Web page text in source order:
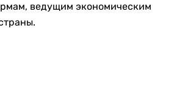
ведущим экономическим